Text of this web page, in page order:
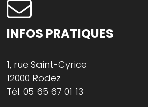
INFOS PRATIQUES
1, rue Saint-Cyrice
12000 Rodez
Tél.05 65 67 01 13